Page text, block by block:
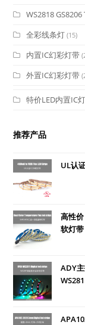
WS2818
全彩线条灯 (15)
内置IC幻彩灯带
外置IC幻彩灯带
特价LED内置IC
推荐产品
UL认
高性
软灯带
ADY